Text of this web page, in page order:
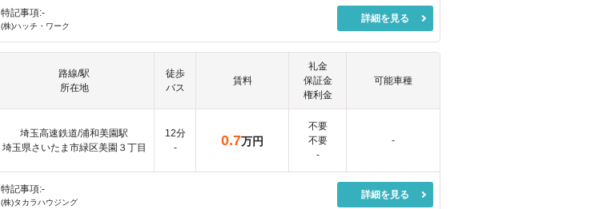
特記事項:-
(株)ハッチ・ワーク
詳細を見る
路線/駅
所在地
徒歩
バス
賃料
礼金
保証金
権利金
可能車種
埼玉高速鉄道/浦和美園駅
埼玉県さいたま市緑区美園３丁目
12分
-
0.7万円
不要
不要
-
-
特記事項:-
(株)タカラハウジング
詳細を見る